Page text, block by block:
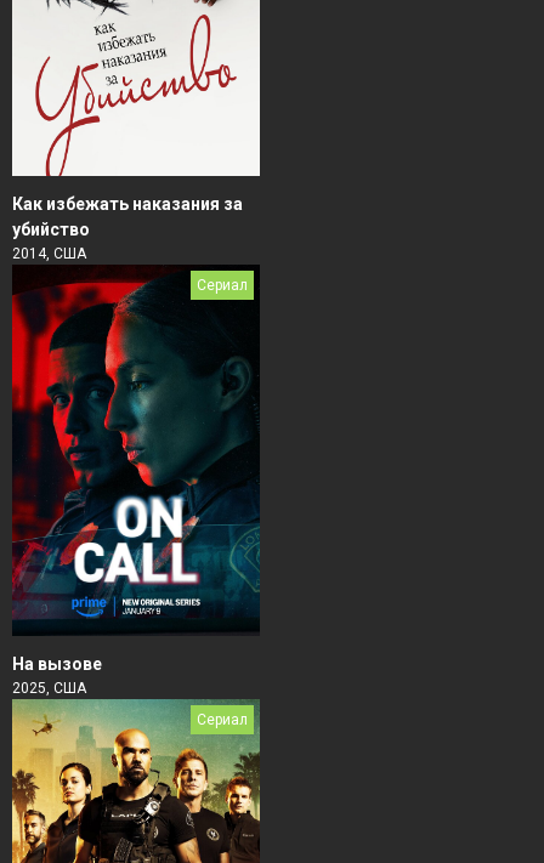
Как избежать наказания за
убийство
2014, США
Сериал
На вызове
2025, США
Сериал